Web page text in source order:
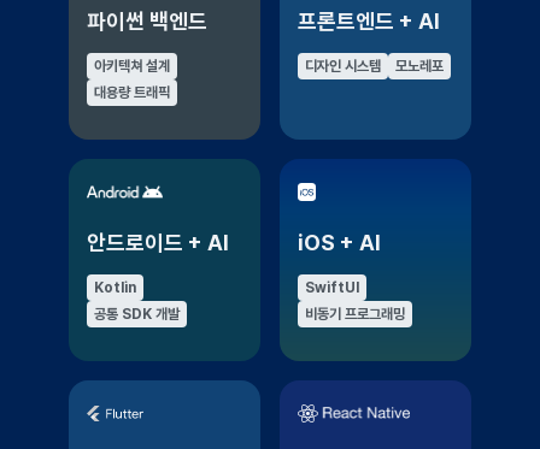
파이썬 백엔드
아키텍쳐 설계
대용량 트래픽
프론트엔드 + AI
디자인 시스템 모노레포
안드로이드 + AI
Kotlin
공통 SDK 개발
iOS + AI
SwiftUI
비동기 프로그래밍